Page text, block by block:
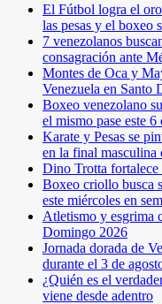
El Fútbol logra el
las pesas y el boxeo
7 venezolanos
consagración ante
Montes de Oca y
Venezuela en Santo
Boxeo venezolano
el mismo pase este
Karate y Pesas se
en la final
Dino Trotta fortalece
Boxeo criollo busca
este miércoles en
Atletismo y esgrima
Domingo 2026
Jornada dorada de
durante el 3 de
¿Quién es el
viene desde adentro